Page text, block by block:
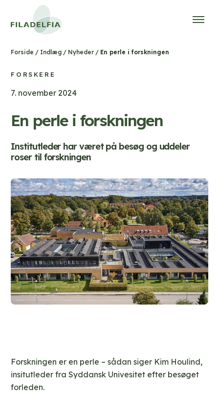
Forside / Indlæg / Nyheder / En perle i forskningen
FORSKERE
7. november 2024
En perle i forskningen
Institutleder har været på besøg og uddeler
roser til forskningen
Forskningen er en perle – sådan siger Kim Houlind,
insitutleder fra Syddansk Univesitet efter besøget
forleden.